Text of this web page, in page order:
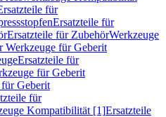
für
Ersatzteile für
Ersatzteile für ZubehörWerkzeuge
Werkzeuge für Geberit
Ersatzteile für
für Geberit
Geberit
für
Kompatibilität [1]Ersatzteile